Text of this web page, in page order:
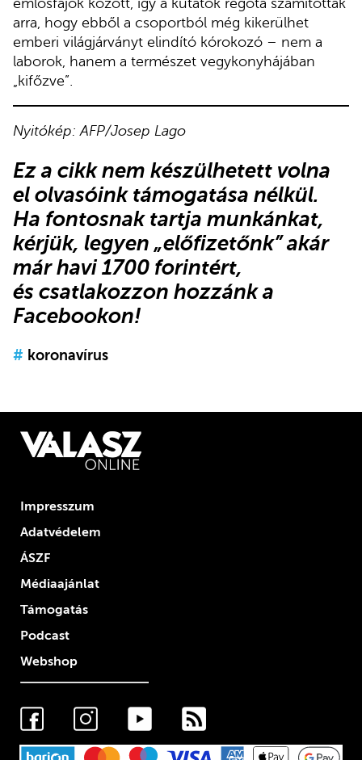
emlősfajok között, így a kutatók régóta számítottak
arra, hogy ebből a csoportból még kikerülhet
emberi világjárványt elindító kórokozó – nem a
laborok, hanem a természet vegykonyhájában
„kifőzve”.
Nyitókép: AFP/Josep Lago
Ez a cikk nem készülhetett volna
el olvasóink támogatása nélkül.
Ha fontosnak tartja munkánkat,
kérjük, legyen „előfizetőnk”akár
már havi 1700 forintért,
és csatlakozzon hozzánk a
Facebookon!
# koronavírus
Impresszum
Adatvédelem
ÁSZF
Médiaajánlat
Támogatás
Podcast
Webshop